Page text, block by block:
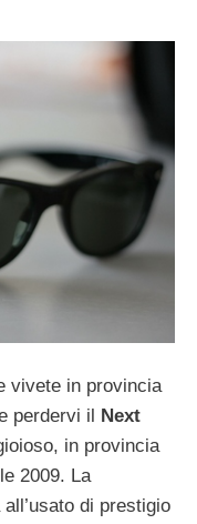
vivete in provincia
perdervi il Next
in provincia
2009. La
di prestigio